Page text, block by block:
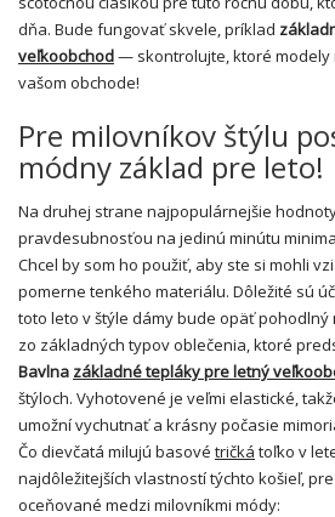
dňa. Bude fungovať skvele, príklad
veľkoobchod— skontrolujte, ktoré modely
vašom obchode!
Pre milovníkov štýlu
módny základ pre leto!
Na druhej strane najpopulárnejšie
pravdesubnosťou na jedinú minútu
Chcel by som ho použiť, aby ste si mohli
pomerne tenkého materiálu. Dôležité sú
toto leto v štýle dámy bude opäť pohodlný
zo základných typov oblečenia, ktoré
Bavlna základné tepláky pre letný
štýloch. Vyhotovené je veľmi elastické,
umožní vychutnať a krásny počasie
Čo dievčatá milujú basové tričká toľko v
najdôležitejších vlastností týchto košieľ,
oceňované medzi milovníkmi módy: